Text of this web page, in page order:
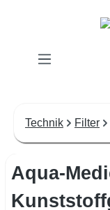
Zum Hauptinhalt
Technik Filter
Aqua-